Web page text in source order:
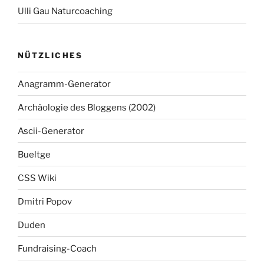
Ulli Gau Naturcoaching
NÜTZLICHES
Anagramm-Generator
Archäologie des Bloggens (2002)
Ascii-Generator
Bueltge
CSS Wiki
Dmitri Popov
Duden
Fundraising-Coach